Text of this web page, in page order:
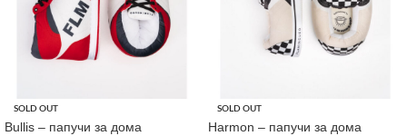
SOLD OUT
Bullis – папучи за дома
SOLD OUT
Harmon – папучи за дома